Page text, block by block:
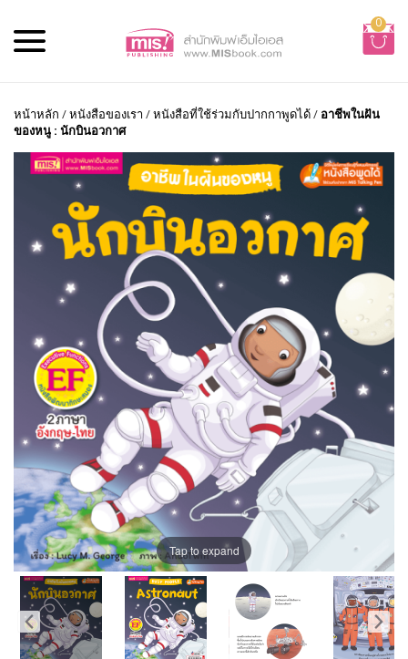
0
หน้าหลัก /หนังสือของเรา /หนังสือที่ใช้ร่วมกับปากกาพูดได้/ อาชีพในฝัน
ของหนู : นักบินอวกาศ
Tap to expand